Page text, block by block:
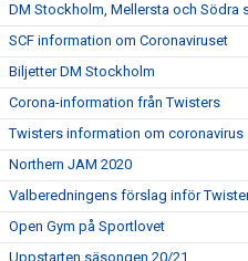
DM Stockholm, Mellersta och Södra
SCF information om Coronaviruset
Biljetter DM Stockholm
Corona-information från Twisters
Twisters information om coronavirus
Northern JAM 2020
Valberedningens förslag inför
Open Gym på Sportlovet
Uppstarten säsongen 20/21